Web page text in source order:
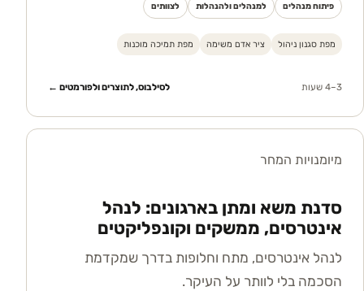
פיתוח מנהלים למנהלים ולהנהלות לצוותים
מפת סגנון ניהול ציר אדם משימה מפת תמיכה מוכנות
3–4 שעות לסילבוס, לתוצרים ולפורמטים ←
מיומנויות המחר
סדנת משא ומתן בארגונים: לנהל
אינטרסים, ממשקים וקונפליקטים
לנהל אינטרסים, מתח וחלופות בדרך שמקדמת
הסכמה בלי לוותר על העיקר.